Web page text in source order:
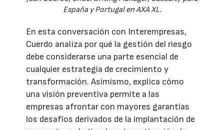
España y Portugal en AXA XL.
En esta conversación con Interempresas,
Cuerdo analiza por qué la gestión del riesgo
debe considerarse una parte esencial de
cualquier estrategia de crecimiento y
transformación. Asimismo, explica cómo
una visión preventiva permite a las
empresas afrontar con mayores garantías
los desafíos derivados de la implantación de